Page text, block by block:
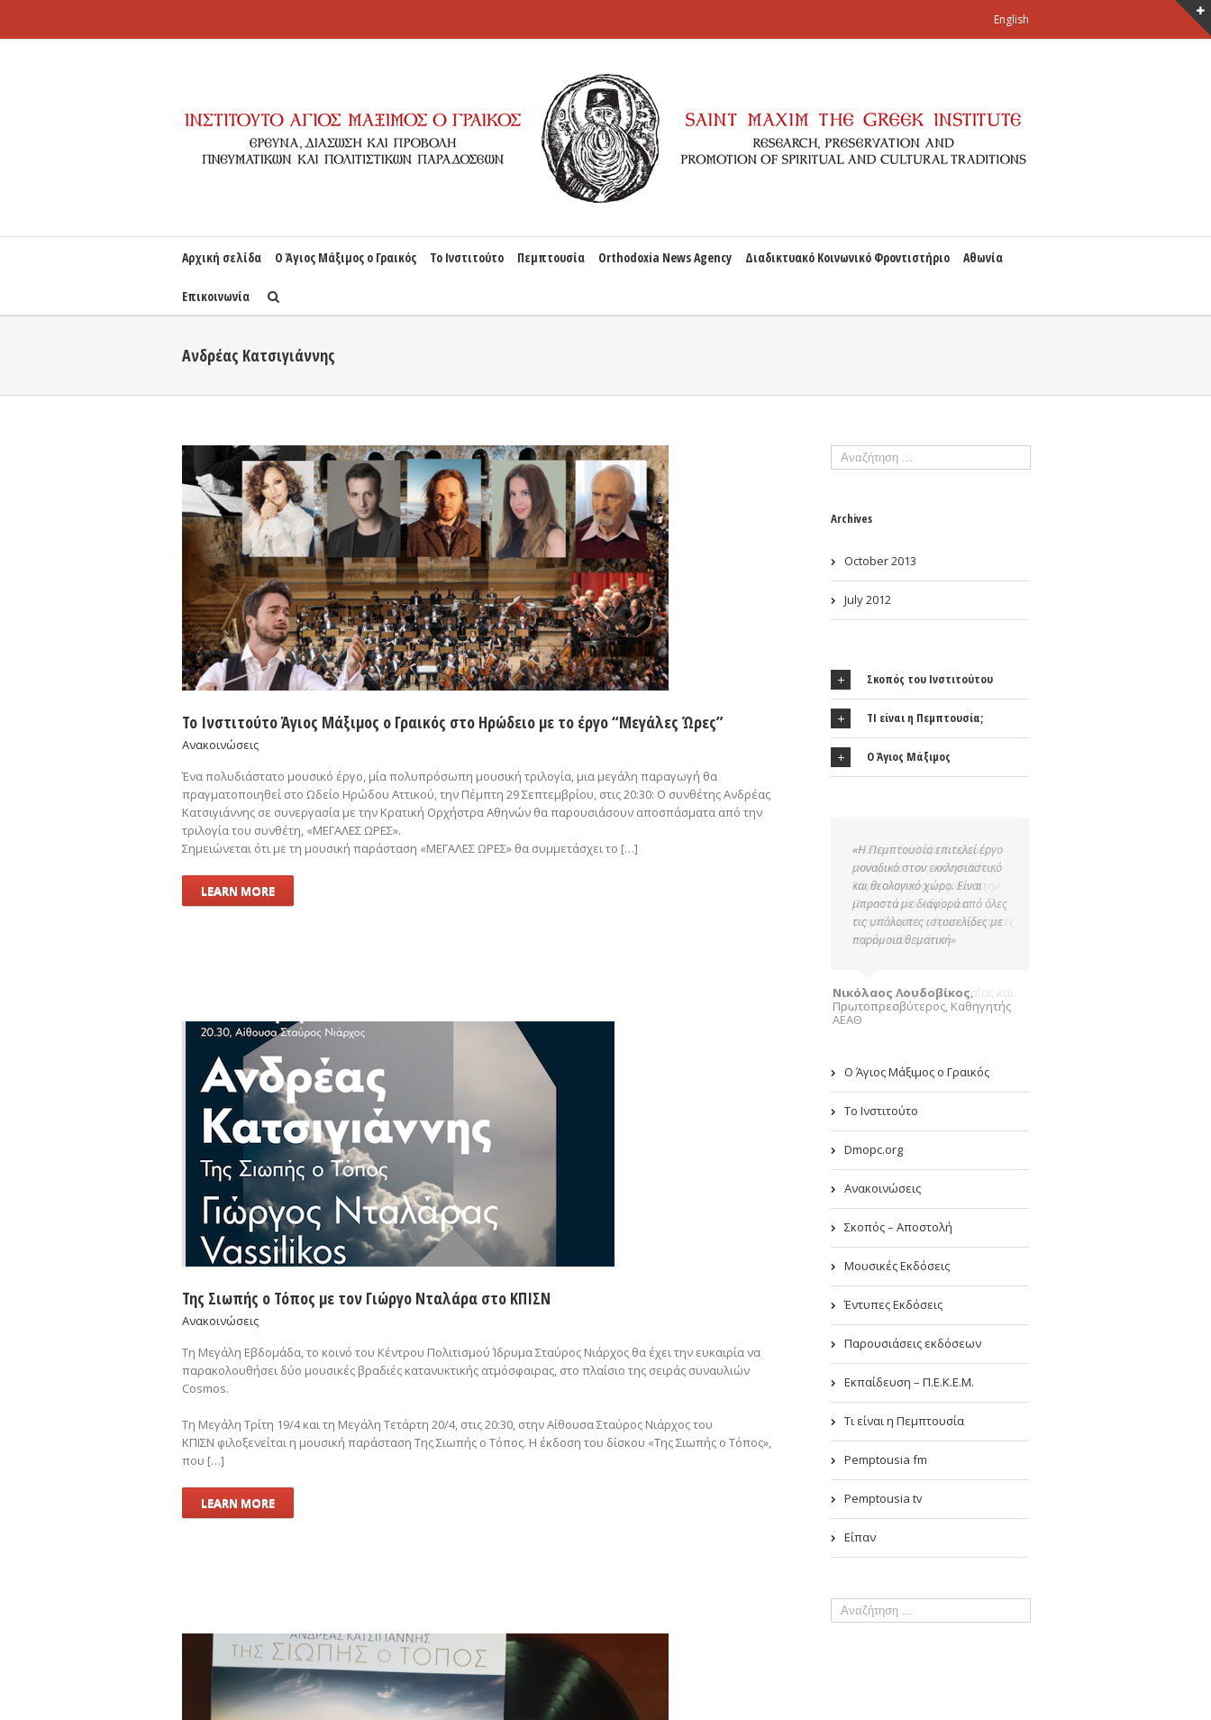
English
Αρχική σελίδα Ο Άγιος Μάξιμος ο Γραικός Το Ινστιτούτο Πεμπτουσία Orthodoxia News Agency Διαδικτυακό Κοινωνικό Φροντιστήριο Αθωνία
Επικοινωνία
Ανδρέας Κατσιγιάννης
Το Ινστιτούτο Άγιος Μάξιμος ο Γραικός στο Ηρώδειο με το έργο “Μεγάλες Ώρες”
Ανακοινώσεις
Ένα πολυδιάστατο μουσικό έργο, μία πολυπρόσωπη μουσική τριλογία, μια μεγάλη παραγωγή θα
πραγματοποιηθεί στο Ωδείο Ηρώδου Αττικού, την Πέμπτη 29 Σεπτεμβρίου, στις 20:30: Ο συνθέτης Ανδρέας
Κατσιγιάννης σε συνεργασία με την Κρατική Ορχήστρα Αθηνών θα παρουσιάσουν αποσπάσματα από την
τριλογία του συνθέτη, «ΜΕΓΑΛΕΣ ΩΡΕΣ».
Σημειώνεται ότι με τη μουσική παράσταση «ΜΕΓΑΛΕΣ ΩΡΕΣ» θα συμμετάσχει το […]
LEARN MORE
Της Σιωπής ο Τόπος με τον Γιώργο Νταλάρα στο ΚΠΙΣΝ
Ανακοινώσεις
Τη Μεγάλη Εβδομάδα, το κοινό του Κέντρου Πολιτισμού Ίδρυμα Σταύρος Νιάρχος θα έχει την ευκαιρία να
παρακολουθήσει δύο μουσικές βραδιές κατανυκτικής ατμόσφαιρας, στο πλαίσιο της σειράς συναυλιών
Cosmos.
Τη Μεγάλη Τρίτη 19/4 και τη Μεγάλη Τετάρτη 20/4, στις 20:30, στην Αίθουσα Σταύρος Νιάρχος του
ΚΠΙΣΝ φιλοξενείται η μουσική παράσταση Της Σιωπής ο Τόπος. Η έκδοση του δίσκου «Της Σιωπής ο Τόπος»,
που […]
LEARN MORE
Archives
October 2013
July 2012
Σκοπός του Ινστιτούτου
ΤΙ είναι η Πεμπτουσία;
Ο Άγιος Μάξιμος
«Η Πεμπτουσία επιτελεί έργο
μοναδικό στον εκκλησιαστικό
και θεολογικό χώρο. Είναι
μπροστά με διαφορά από όλες
τις υπόλοιπες ιστοσελίδες με
παρόμοια θεματική»
Νικόλαος Λουδοβίκος,
Πρωτοπρεσβύτερος, Καθηγητής
ΑΕΑΘ